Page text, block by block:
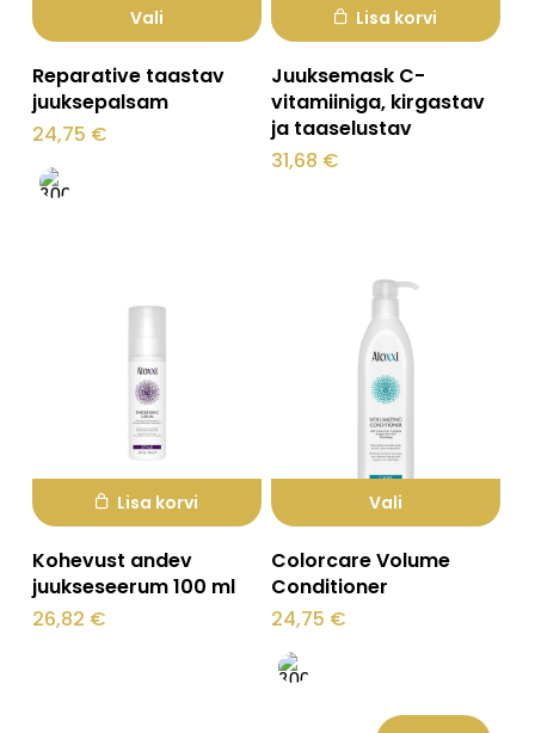
Vali
tootel
on
mitu
varianti.
Reparative taastav
juuksepalsam
24,75 €
Lisa korvi
Juuksemask C-
vitamiiniga, kirgastav
ja taaselustav
31,68 €
Lisa korvi
Kohevust andev
juukseseerum 100 ml
26,82 €
Vali
tootel
on
mitu
varianti.
Colorcare Volume
Conditioner
24,75 €